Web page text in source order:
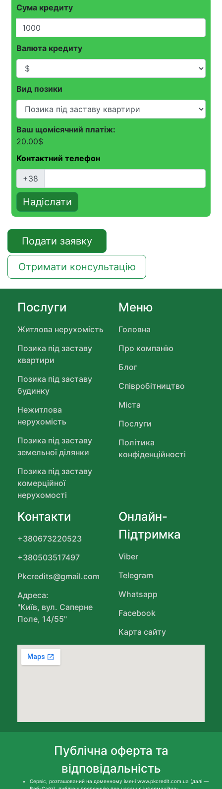
Сума кредиту
Валюта кредиту
Вид позики
Ваш щомісячний платіж:
20.00$
Контактний телефон
+38
Надіслати
Подати заявку
Отримати консультацію
Послуги
Житлова нерухомість
Позика під заставу
квартири
Позика під заставу
будинку
Нежитлова
нерухомість
Позика під заставу
земельної ділянки
Позика під заставу
комерційної
нерухомості
Меню
Головна
Про компанію
Блог
Співробітництво
Міста
Послуги
Політика
конфіденційності
Контакти
+380673220523
+380503517497
Pkcredits@gmail.com
Адреса:
"Київ, вул. Саперне
Поле, 14/55"
Онлайн-
Підтримка
Viber
Telegram
Whatsapp
Facebook
Карта сайту
Публічна оферта та
відповідальність
Сервіс, розташований на доменному імені www.pkcredit.com.ua (далі —